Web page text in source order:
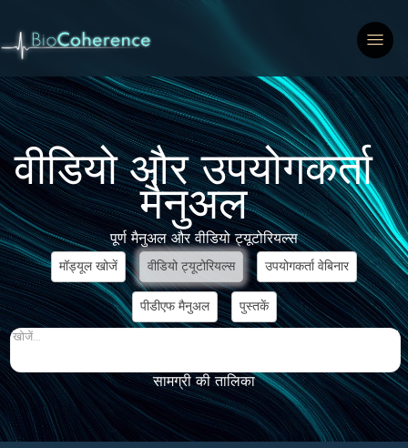
वीडियो और उपयोगकर्ता
मैनुअल
पूर्ण मैनुअल और वीडियो ट्यूटोरियल्स
मॉड्यूल खोजें वीडियो ट्यूटोरियल्स उपयोगकर्ता वेबिनार
पीडीएफ मैनुअल पुस्तकें
खोजें...
सामग्री की तालिका